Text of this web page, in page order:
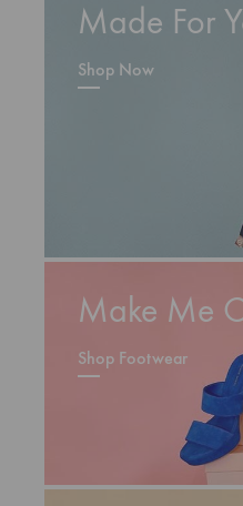
Made For
Shop Now
Make Me
Shop Footwear